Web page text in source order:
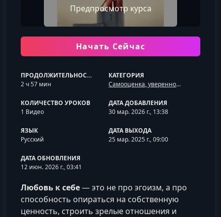
Предпросмотр курса
Начать Сейчас
ПРОДОЛЖИТЕЛЬНОСТЬ
2 ч 57 мин
КАТЕГОРИЯ
Самооценка, уверенность и границы
КОЛИЧЕСТВО УРОКОВ
1 Видео
ДАТА ДОБАВЛЕНИЯ
30 мар. 2026 г., 13:38
ЯЗЫК
Русский
ДАТА ВЫХОДА
25 мар. 2025 г., 09:00
ДАТА ОБНОВЛЕНИЯ
12 июн. 2026 г., 03:41
Любовь к себе— это не про эгоизм, а про
способность опираться на собственную
ценность, строить зрелые отношения и